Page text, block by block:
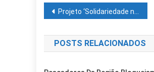
Navegação
de
Post
Projeto ‘Solidariedade não tem idade’ entrega doações a abrigo de idosos de Petrolina
POSTS RELACIONADOS